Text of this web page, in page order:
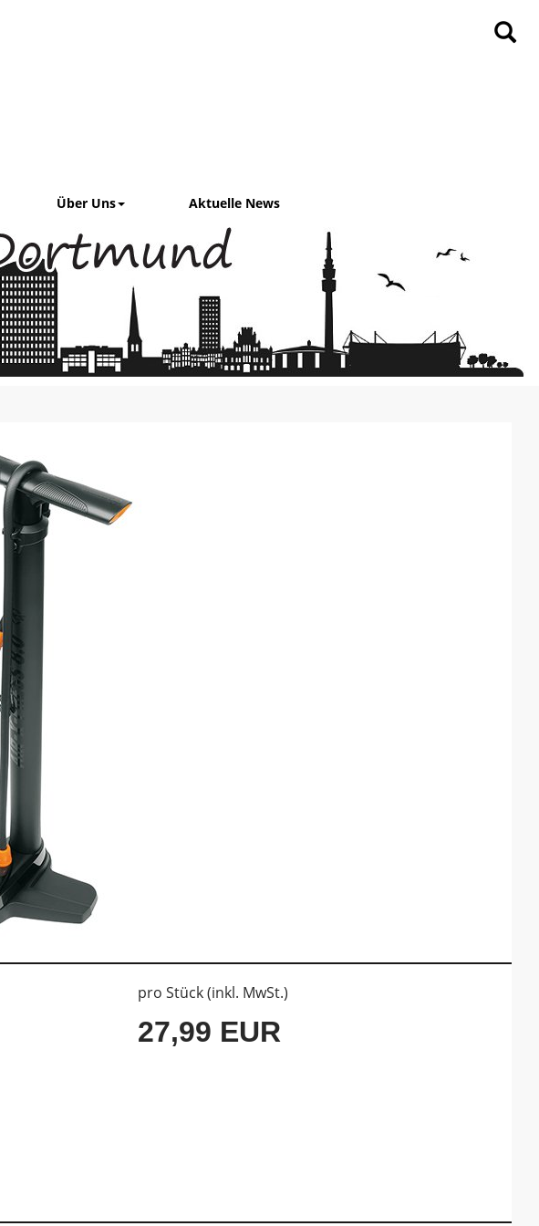
Über Uns Aktuelle News
pro Stück (inkl. MwSt.)
27,99 EUR